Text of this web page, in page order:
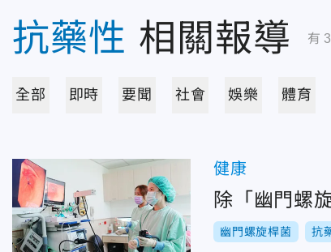
抗藥性 相關報導 有
全部 即時 要聞 社會 娛樂 體育
健康
除「幽門螺
幽門螺旋桿菌 抗